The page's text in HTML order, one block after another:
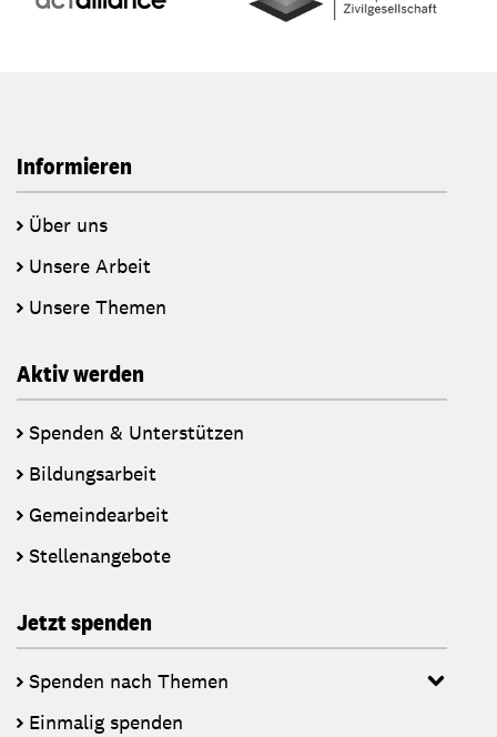
Informieren
Über uns
Unsere Arbeit
Unsere Themen
Aktiv werden
Spenden & Unterstützen
Bildungsarbeit
Gemeindearbeit
Stellenangebote
Jetzt spenden
Spenden nach Themen
Einmalig spenden